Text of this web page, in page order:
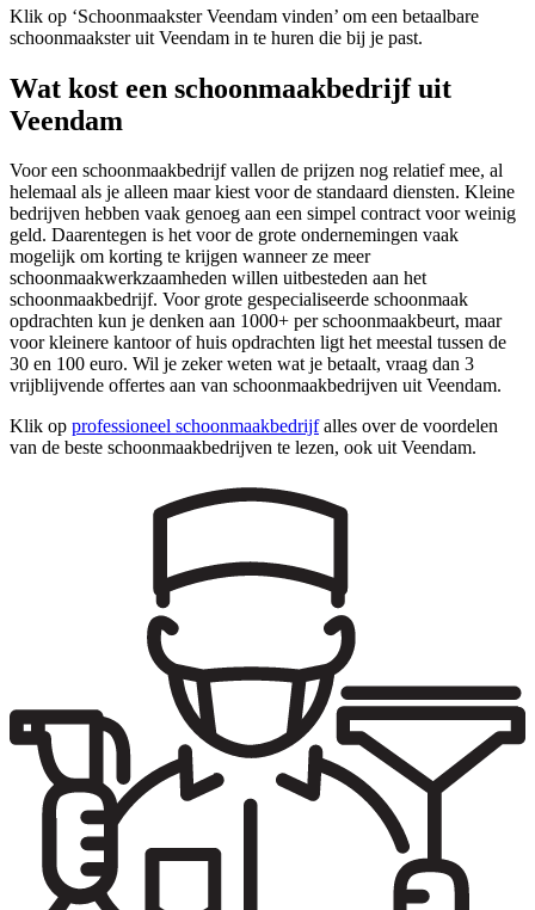
Klik op ‘Schoonmaakster Veendam vinden’ om een betaalbare
schoonmaakster uit Veendam in te huren die bij je past.
Wat kost een schoonmaakbedrijf uit
Veendam
Voor een schoonmaakbedrijf vallen de prijzen nog relatief mee, al
helemaal als je alleen maar kiest voor de standaard diensten. Kleine
bedrijven hebben vaak genoeg aan een simpel contract voor weinig
geld. Daarentegen is het voor de grote ondernemingen vaak
mogelijk om korting te krijgen wanneer ze meer
schoonmaakwerkzaamheden willen uitbesteden aan het
schoonmaakbedrijf. Voor grote gespecialiseerde schoonmaak
opdrachten kun je denken aan 1000+ per schoonmaakbeurt, maar
voor kleinere kantoor of huis opdrachten ligt het meestal tussen de
30 en 100 euro. Wil je zeker weten wat je betaalt, vraag dan 3
vrijblijvende offertes aan van schoonmaakbedrijven uit Veendam.
Klik op professioneel schoonmaakbedrijfalles over de voordelen
van de beste schoonmaakbedrijven te lezen, ook uit Veendam.